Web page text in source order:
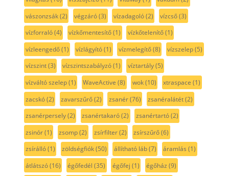
vászonzsák(2) végzáró(3) vízadagoló(2) vízcső(3)
vízforraló(4) vízkőmentesítő(1) vízkőtelenítő(1)
vízleengedő(1) vízlágyító(1) vízmelegítő(8) vízszelep(5)
vízszint(3) vízszintszabályzó(1) víztartály(5)
vízváltó szelep(1) WaveActive (8) wok(10) xtraspace (1)
zacskó(2) zavarszűrő(2) zsanér(76) zsanéralátét(2)
zsanérpersely(2) zsanértakaró(2) zsanértartó(2)
zsinór(1) zsomp(2) zsírfilter(2) zsírszűrő(6)
zsírálló(1) zöldségfiók(50) állítható láb(7) áramlás (1)
átlátszó(16) égőfedél (35) égőfej (1) égőház (9)